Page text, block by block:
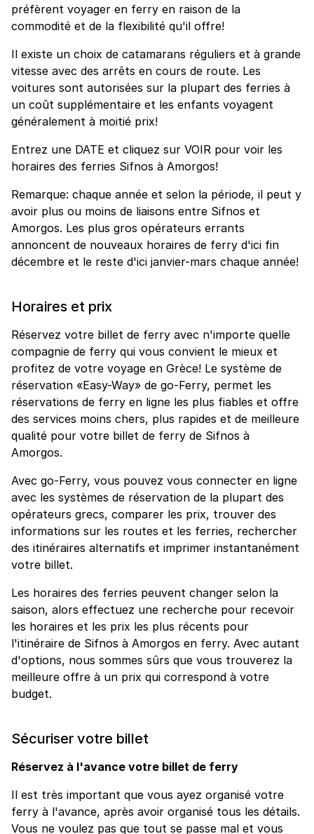
préfèrent voyager en ferry en raison de la
commodité et de la flexibilité qu'il offre!
Il existe un choix de catamarans réguliers et à grande
vitesse avec des arrêts en cours de route. Les
voitures sont autorisées sur la plupart des ferries à
un coût supplémentaire et les enfants voyagent
généralement à moitié prix!
Entrez une DATE et cliquez sur VOIR pour voir les
horaires des ferries Sifnos à Amorgos!
Remarque: chaque année et selon la période, il peut y
avoir plus ou moins de liaisons entre Sifnos et
Amorgos. Les plus gros opérateurs errants
annoncent de nouveaux horaires de ferry d'ici fin
décembre et le reste d'ici janvier-mars chaque année!
Horaires et prix
Réservez votre billet de ferry avec n'importe quelle
compagnie de ferry qui vous convient le mieux et
profitez de votre voyage en Grèce! Le système de
réservation «Easy-Way» de go-Ferry, permet les
réservations de ferry en ligne les plus fiables et offre
des services moins chers, plus rapides et de meilleure
qualité pour votre billet de ferry de Sifnos à
Amorgos.
Avec go-Ferry, vous pouvez vous connecter en ligne
avec les systèmes de réservation de la plupart des
opérateurs grecs, comparer les prix, trouver des
informations sur les routes et les ferries, rechercher
des itinéraires alternatifs et imprimer instantanément
votre billet.
Les horaires des ferries peuvent changer selon la
saison, alors effectuez une recherche pour recevoir
les horaires et les prix les plus récents pour
l'itinéraire de Sifnos à Amorgos en ferry. Avec autant
d'options, nous sommes sûrs que vous trouverez la
meilleure offre à un prix qui correspond à votre
budget.
Sécuriser votre billet
Réservez à l'avance votre billet de ferry
Il est très important que vous ayez organisé votre
ferry à l'avance, après avoir organisé tous les détails.
Vous ne voulez pas que tout se passe mal et vous